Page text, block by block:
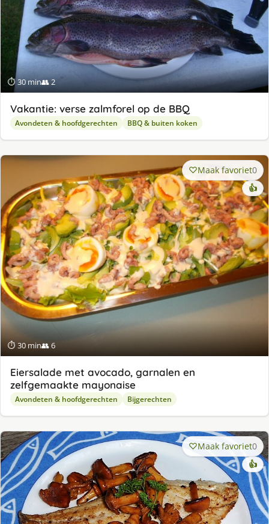
⏱ 30 min👥 2
Vakantie: verse zalmforel op de BBQ
Avondeten & hoofdgerechten BBQ & buiten koken
⏱ 30 min👥 6
Maak favoriet0
👍
Eiersalade met avocado, garnalen en
zelfgemaakte mayonaise
Avondeten & hoofdgerechten Bijgerechten
Maak favoriet0
👍